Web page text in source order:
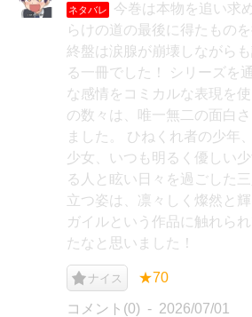
ネタバレ
今巻は本物を追い求
らけの道の最後に得たもの
終盤は涙腺が崩壊しながら
る一冊でした！ シリーズを
な感情をコミカルな表現を
の数々は、唯一無二の面白
ました。 ひねくれ者の少年
少女、いつも明るく優しい
る人と眩い日々を過ごした
立つ姿は、凛々しく燦然と
ガイルという作品に触れら
たなと思いました！
ナイス ★70
コメント(0) 2026/07/01